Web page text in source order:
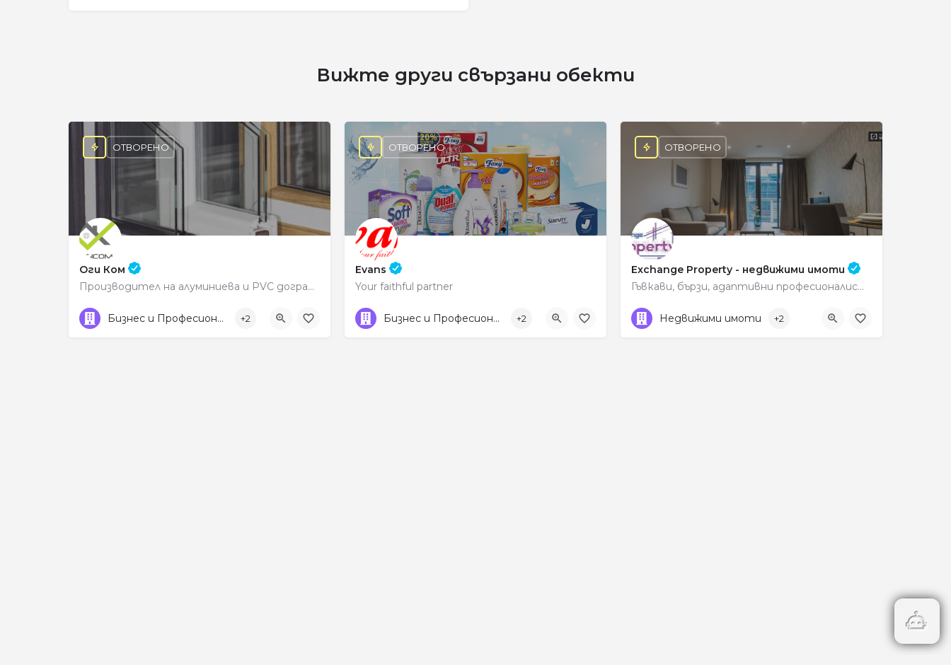
Вижте други свързани обекти
Оги Ком
Производител на алуминиева и PVC дограма
0888302306
ОТВОРЕНО
Бизнес и Професионални услуги +2
Evans
Your faithful partner
0745 600 09
ОТВОРЕНО
Бизнес и Професионални услуги +2
Exchange Property - недвижими имоти
Гъвкави, бързи, адаптивни професионалисти
088 450 3030
ОТВОРЕНО
Недвижими имоти +2